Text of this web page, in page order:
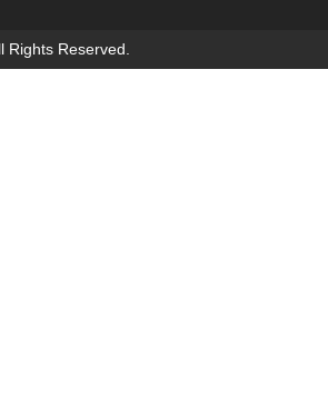
Rights Reserved.